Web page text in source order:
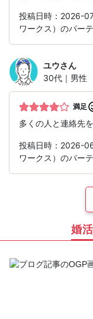
投稿日時：2026-
ワークス）のパー
ユウさん
30代｜男性
満足
多くの人と連絡先
投稿日時：2026-
ワークス）のパー
婚